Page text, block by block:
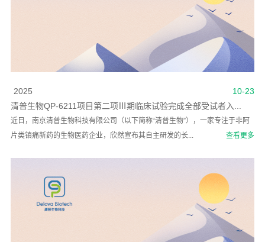
10-23
2025
清普生物QP-6211项目第二项Ⅲ期临床试验完成全部受试者入...
近日，南京清普生物科技有限公司（以下简称“清普生物”），一家专注于非阿
片类镇痛新药的生物医药企业，欣然宣布其自主研发的长...
查看更多